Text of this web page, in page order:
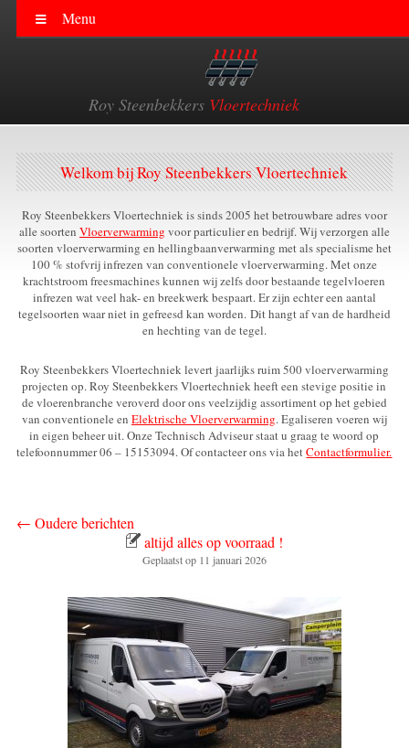
Elektrische Vloerverwarming
Infrezen van Vloeren
Egaliseren van Vloeren
Roy Steenbekkers Vloertechniek
Welkom bij Roy Steenbekkers Vloertechniek
Roy Steenbekkers Vloertechniek is sinds 2005 het betrouwbare adres voor
alle soorten Vloerverwarming voor particulier en bedrijf. Wij verzorgen alle
soorten vloerverwarming en hellingbaanverwarming met als specialisme het
100 % stofvrij infrezen van conventionele vloerverwarming. Met onze
krachtstroom freesmachines kunnen wij zelfs door bestaande tegelvloeren
infrezen wat veel hak- en breekwerk bespaart. Er zijn echter een aantal
tegelsoorten waar niet in gefreesd kan worden. Dit hangt af van de hardheid
en hechting van de tegel.
Roy Steenbekkers Vloertechniek levert jaarlijks ruim 500 vloerverwarming
projecten op. Roy Steenbekkers Vloertechniek heeft een stevige positie in
de vloerenbranche veroverd door ons veelzijdig assortiment op het gebied
van conventionele en Elektrische Vloerverwarming. Egaliseren voeren wij
in eigen beheer uit. Onze Technisch Adviseur staat u graag te woord op
telefoonnummer 06 – 15153094. Of contacteer ons via hetContactformulier.
← Oudere berichten
altijd alles op voorraad !
Geplaatst op 11 januari 2026